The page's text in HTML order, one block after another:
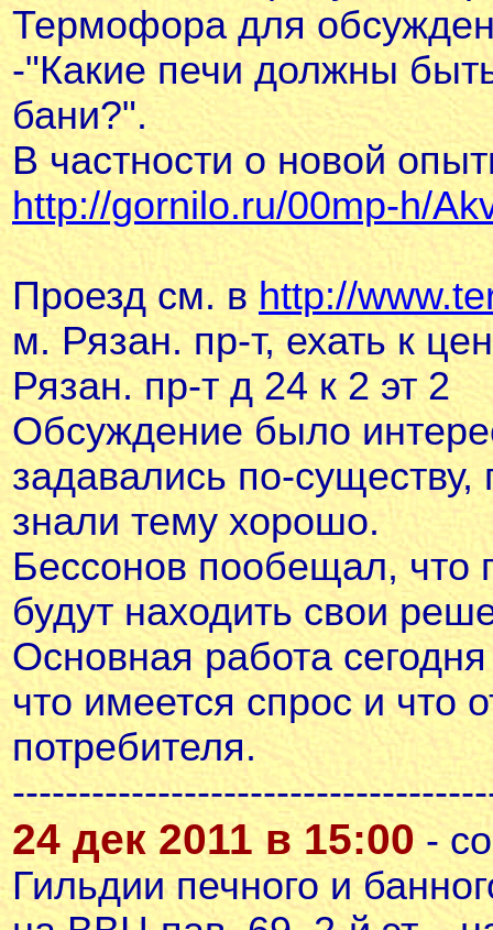
Термофора для
-"Какие печи должны
бани?".
В частности о новой
http://gornilo.ru/00mp-h/
Проезд см. в http://
м. Рязан. пр-т, ехать к
Рязан. пр-т д 24 к 2 эт 2
Обсуждение было
задавались по-
знали тему хорошо.
Бессонов пообещал, что
будут находить свои
Основная работа
что имеется спрос и что
потребителя.
24 дек 2011 в 15:00-
Гильдии печного и